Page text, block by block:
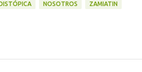
NOSOTROS ZAMIATIN